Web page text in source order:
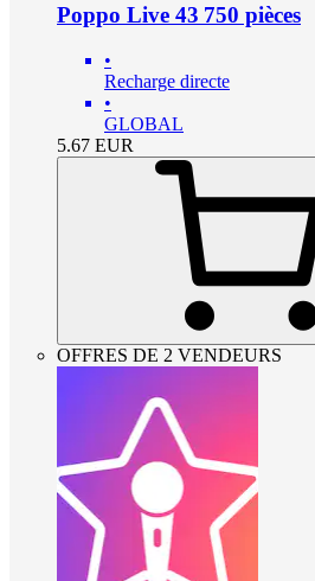
Poppo Live 43 750 pièces
•
Recharge directe
•
GLOBAL
5.67 EUR
OFFRES DE 2 VENDEURS